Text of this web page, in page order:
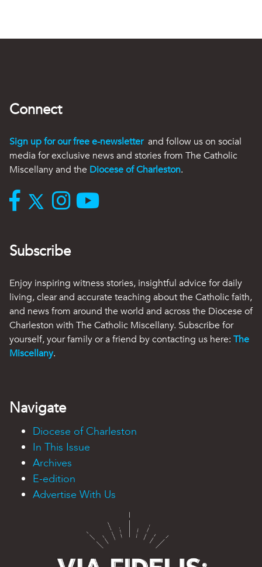
Connect
Sign up for our free e-newsletter and follow us on social
media for exclusive news and stories from The Catholic
Miscellany and the Diocese of Charleston.
Subscribe
Enjoy inspiring witness stories, insightful advice for daily
living, clear and accurate teaching about the Catholic faith,
and news from around the world and across the Diocese of
Charleston with The Catholic Miscellany. Subscribe for
yourself, your family or a friend by contacting us here: The
Miscellany.
Navigate
Diocese of Charleston
In This Issue
Archives
E-edition
Advertise With Us